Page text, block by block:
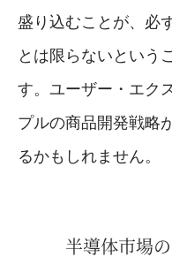
盛り込むことが、必
とは限らないという
す。ユーザー・エク
プルの商品開発戦略
るかもしれません。
半導体市場